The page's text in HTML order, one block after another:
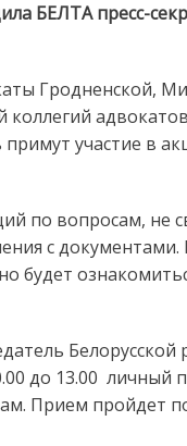
БЕЛТА пресс-
Гродненской,
коллегий
участие в
по вопросам, не
с
будет
Белорусской
до 13.00 личный
Прием пройдет